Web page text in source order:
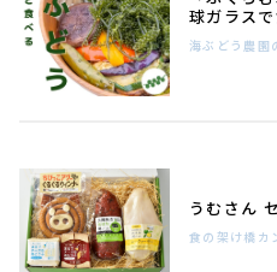
球ガラス
海ぶどう農
うむさん
食の架け橋カ